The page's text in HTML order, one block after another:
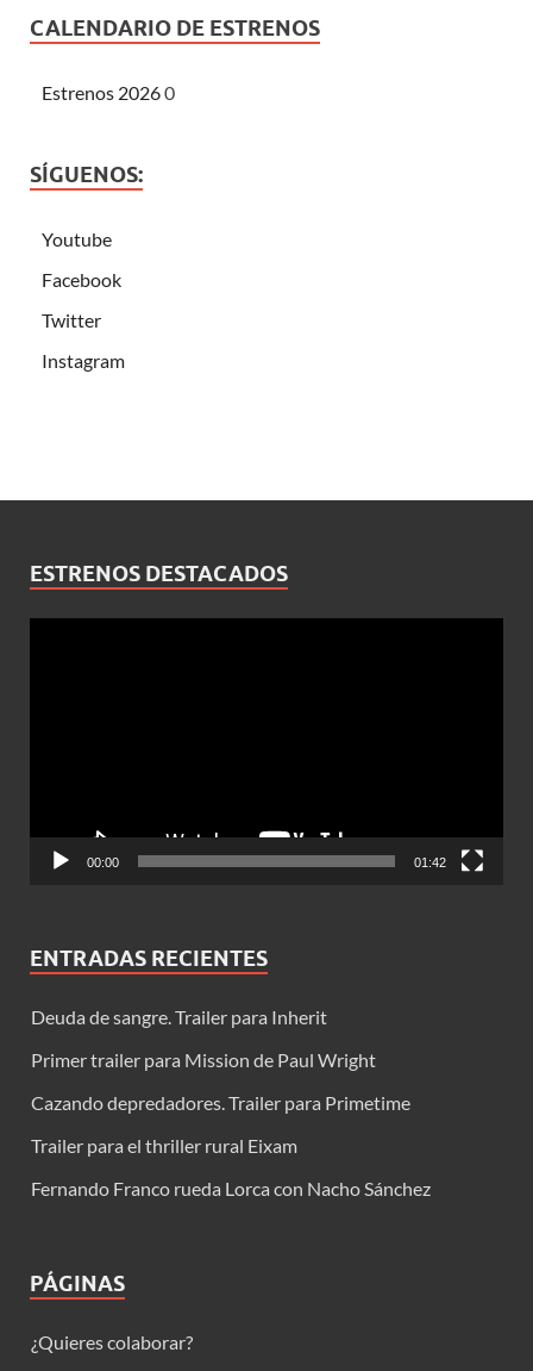
CALENDARIO DE ESTRENOS
Estrenos 20260
SÍGUENOS:
Youtube
Facebook
Twitter
Instagram
ESTRENOS DESTACADOS
00:00 01:42
ENTRADAS RECIENTES
Deuda de sangre. Trailer para Inherit
Primer trailer para Mission de Paul Wright
Cazando depredadores. Trailer para Primetime
Trailer para el thriller rural Eixam
Fernando Franco rueda Lorca con Nacho Sánchez
PÁGINAS
¿Quieres colaborar?